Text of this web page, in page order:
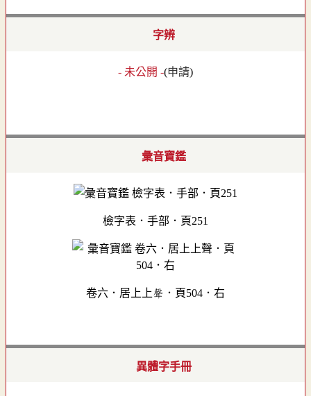
字辨
- 未公開 -(申請)
彙音寶鑑
檢字表．手部．頁251
卷六．居上上聲．頁504．右
異體字手冊